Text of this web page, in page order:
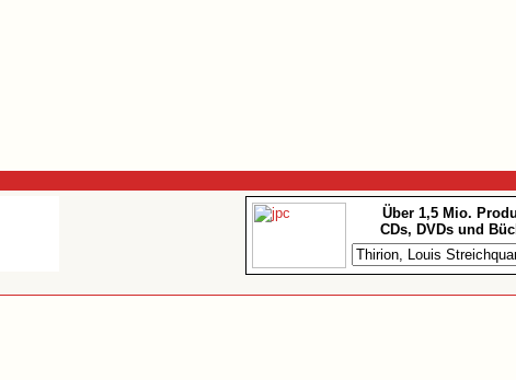
Über 1,5 Mio.
CDs, DVDs und